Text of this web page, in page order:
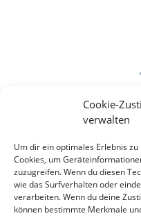
Cookie-
verwalten
Um dir ein optimales Erlebnis
Cookies, um
zuzugreifen. Wenn du diesen
wie das Surfverhalten oder
verarbeiten. Wenn du deine
können bestimmte Merkmale
Name*